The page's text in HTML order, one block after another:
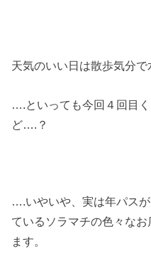
天気のいい日は散歩気分
….といっても今回４回目
ど….？
….いやいや、実は年パス
ているソラマチの色々な
ます。